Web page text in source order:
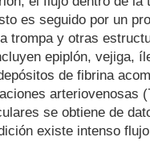
es seguido por un
trompa y otras
epiplón, vejiga,
de fibrina
arteriovenosas
se obtiene de
existe intenso